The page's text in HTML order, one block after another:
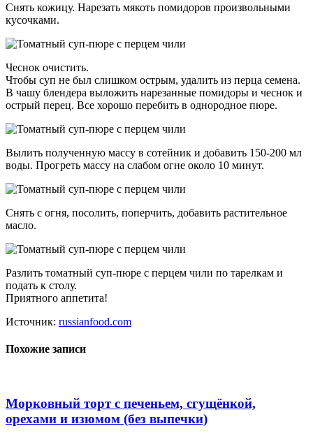
Снять кожицу. Нарезать мякоть помидоров произвольными
кусочками.
Чеснок очистить.
Чтобы суп не был слишком острым, удалить из перца семена.
В чашу блендера выложить нарезанные помидоры и чеснок и
острый перец. Все хорошо перебить в однородное пюре.
Вылить полученную массу в сотейник и добавить 150-200 мл
воды. Прогреть массу на слабом огне около 10 минут.
Снять с огня, посолить, поперчить, добавить растительное
масло.
Разлить томатный суп-пюре с перцем чили по тарелкам и
подать к столу.
Приятного аппетита!
Источник: russianfood.com
Похожие записи
Морковный торт с печеньем, сгущёнкой,
орехами и изюмом (без выпечки)